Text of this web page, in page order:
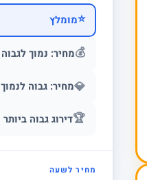
⭐מומלץ
💰מחיר: נמוך לגבוה
💎מחיר: גבוה לנמוך
🏆דירוג גבוה ביותר
מחיר לשעה